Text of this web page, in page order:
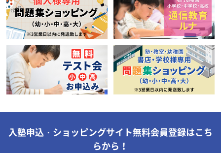
入塾申込・ショッピングサイト無料会員登録はこち
らから！